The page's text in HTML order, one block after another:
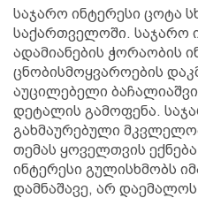
საჯარო ინტერესი ცოტა
საქართველოში. საჯარო
ადამიანების ჭორაობის
ცნობისმოყვაროების
აუცილებელი
დეტალის გამოფენა.
გახმაურებული
თემას ყოველთვის
ინტერესი გულისხმობს
დამნაშავე, არ